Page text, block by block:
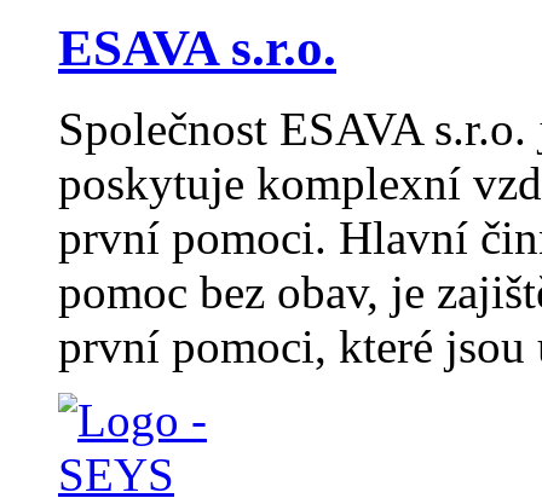
ESAVA s.r.o.
Společnost ESAVA
poskytuje komplexní
první pomoci. Hlavní
pomoc bez obav, je
první pomoci, které jsou